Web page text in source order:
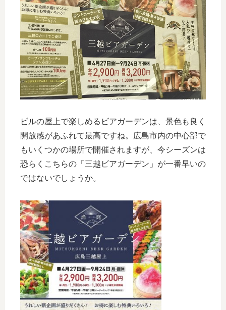
ビルの屋上で楽しめるビアガーデンは、景色も良く
開放感があふれて最高ですね。広島市内の中心部で
もいくつかの場所で開催されますが、今シーズンは
恐らくこちらの「三越ビアガーデン」が一番早いの
ではないでしょうか。